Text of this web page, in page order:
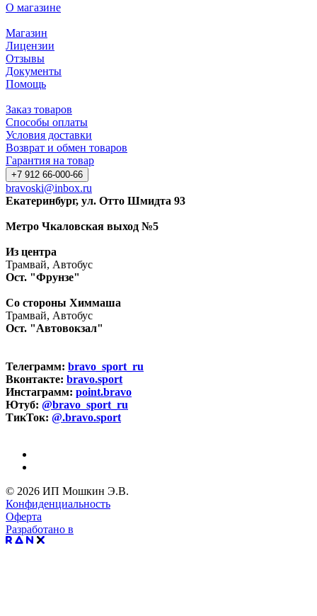
О магазине
Магазин
Лицензии
Отзывы
Документы
Помощь
Заказ товаров
Способы оплаты
Условия доставки
Возврат и обмен товаров
Гарантия на товар
+7 912 66-000-66
bravoski@inbox.ru
Екатеринбург, ул. Отто Шмидта 93
Метро Чкаловская выход №5
Из центра
Трамвай, Автобус
Ост. "Фрунзе"
Со стороны Химмаша
Трамвай, Автобус
Ост. "Автовокзал"
Телеграмм: bravo_sport_ru
Вконтакте: bravo.sport
Инстаграмм: point.bravo
Ютуб: @bravo_sport_ru
ТикТок: @.bravo.sport
© 2026 ИП Мошкин Э.В.
Конфиденциальность
Оферта
Разработано в